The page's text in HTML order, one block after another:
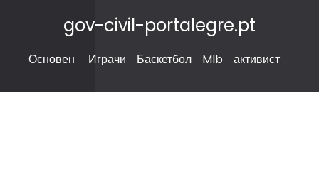
gov-civil-portalegre.pt
Основен Играчи Баскетбол Mlb активист